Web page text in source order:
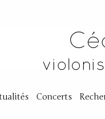
Concerts